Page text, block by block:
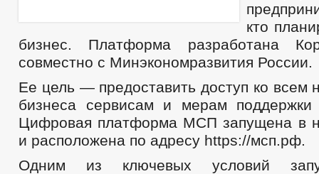
кто
бизнес. Платформа разработана
совместно с Минэкономразвития России.
Ее цель — предоставить доступ ко всем
бизнеса сервисам и мерам
Цифровая платформа МСП запущена в
и расположена по адресу https://мсп.рф.
Одним из ключевых условий